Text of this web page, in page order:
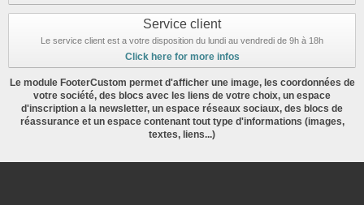
Service client
Le service client est a votre disposition du lundi au vendredi de 9h à 18h
Click here for more infos
Le module FooterCustom permet d'afficher une image, les coordonnées de
votre société, des blocs avec les liens de votre choix, un espace
d'inscription a la newsletter, un espace réseaux sociaux, des blocs de
réassurance et un espace contenant tout type d'informations (images,
textes, liens...)